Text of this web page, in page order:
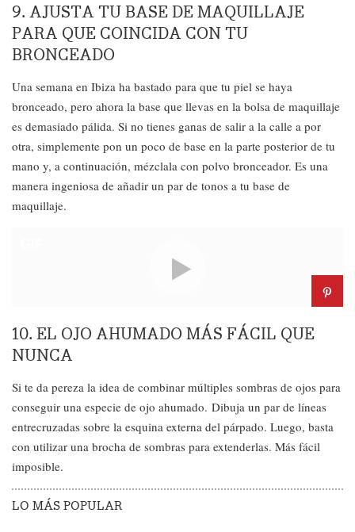
9. AJUSTA TU BASE DE MAQUILLAJE
PARA QUE COINCIDA CON TU
BRONCEADO
Una semana en Ibiza ha bastado para que tu piel se haya
bronceado, pero ahora la base que llevas en la bolsa de maquillaje
es demasiado pálida. Si no tienes ganas de salir a la calle a por
otra, simplemente pon un poco de base en la parte posterior de tu
mano y, a continuación, mézclala con polvo bronceador. Es una
manera ingeniosa de añadir un par de tonos a tu base de
maquillaje.
10. EL OJO AHUMADO MÁS FÁCIL QUE
NUNCA
Si te da pereza la idea de combinar múltiples sombras de ojos para
conseguir una especie de ojo ahumado. Dibuja un par de líneas
entrecruzadas sobre la esquina externa del párpado. Luego, basta
con utilizar una brocha de sombras para extenderlas. Más fácil
imposible.
LO MÁS POPULAR